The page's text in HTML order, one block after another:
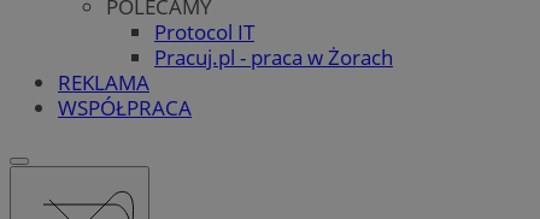
POLECAMY
Protocol IT
Pracuj.pl - praca w Żorach
REKLAMA
WSPÓŁPRACA